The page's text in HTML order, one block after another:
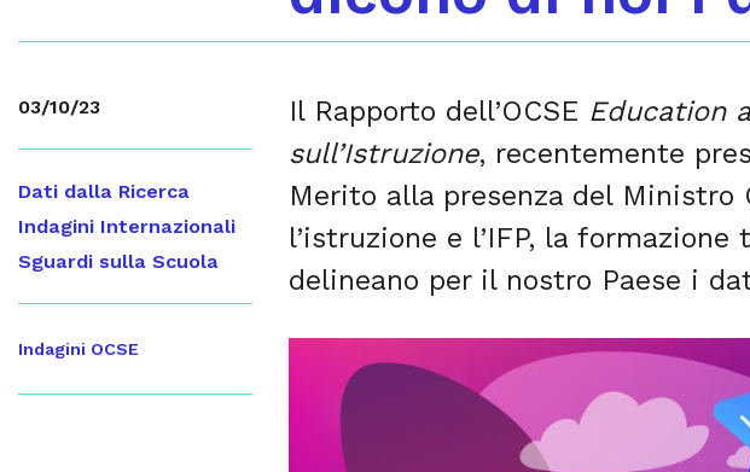
03/10/23
Dati dalla Ricerca
Indagini Internazionali
Sguardi sulla Scuola
Indagini OCSE
Il Rapporto dell’OCSE Education
sull’Istruzione, recentemente
Merito alla presenza del Ministro
l’istruzione e l’IFP, la
delineano per il nostro Paese i